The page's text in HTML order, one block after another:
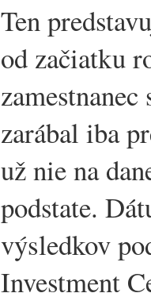
Ten
od začiatku
zarábal iba
už nie na
podstate.
výsledkov
Investment